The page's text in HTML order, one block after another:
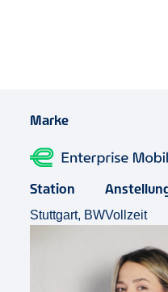
Marke
Station
Stuttgart, BWVollzeit